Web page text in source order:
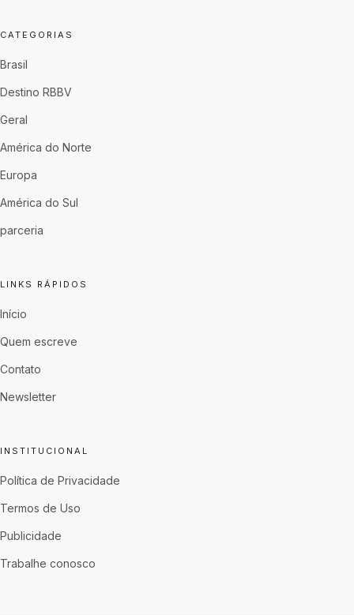
CATEGORIAS
Brasil
Destino RBBV
Geral
América do Norte
Europa
América do Sul
parceria
LINKS RÁPIDOS
Início
Quem escreve
Contato
Newsletter
INSTITUCIONAL
Política de Privacidade
Termos de Uso
Publicidade
Trabalhe conosco